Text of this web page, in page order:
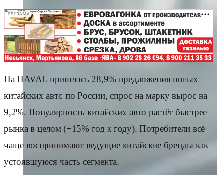
РЕКЛАМА
На HAVAL пришлось 28,9% предложения новых
китайских авто по России, спрос на марку вырос на
9,2%. Популярность китайских авто растёт быстрее
рынка в целом (+15% год к году). Потребители всё
чаще воспринимают ведущие китайские бренды как
устоявшуюся часть сегмента.